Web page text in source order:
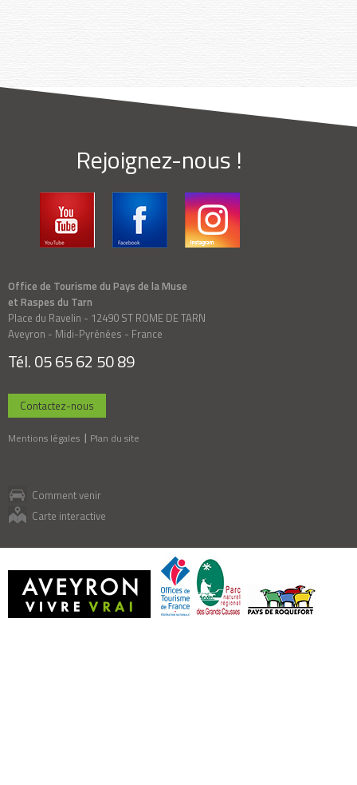
Rejoignez-nous !
Office de Tourisme du Pays de la Muse
et Raspes du Tarn
Place du Ravelin - 12490 ST ROME DE TARN
Aveyron - Midi-Pyrénées - France
Tél. 05 65 62 50 89
Contactez-nous
Mentions légales Plan du site
Comment venir
Carte interactive